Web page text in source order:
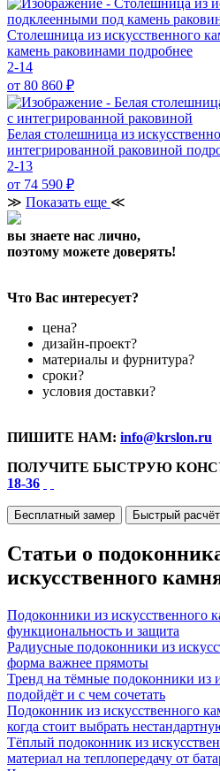
Столешница из искусственного
камень раковинами подробнее
2-14
от 80 860 ₽
Белая столешница из
интегрированной раковиной
2-13
от 74 590 ₽
≫ Показать еще ≪
вы знаете нас лично,
поэтому можете доверять!
Что Вас интересует?
цена?
дизайн-проект?
материалы и фурнитура?
сроки?
условия доставки?
ПИШИТЕ НАМ: info@krslon.ru
ПОЛУЧИТЕ БЫСТРУЮ
18-36
Бесплатный замер Быстрый расчёт
Статьи о
искусственного
Подоконники из искусственного
функциональность и защита
Радиусные подоконники из
форма важнее прямоты
Тренд на тёмные подоконники из
подойдёт и с чем сочетать
Подоконник из искусственного
когда стоит выбрать
Тёплый подоконник из
материал на теплопередачу от